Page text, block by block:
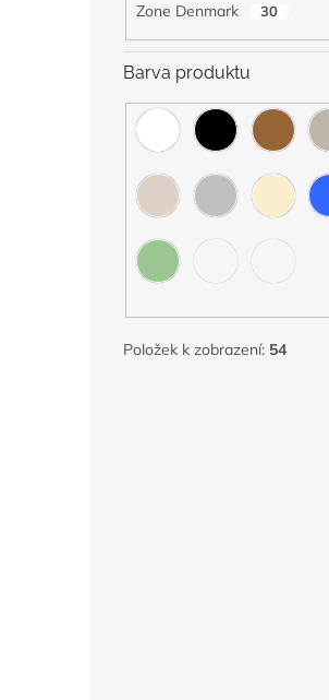
Zone Denmark 30
Barva produktu
Položek k zobrazení: 54